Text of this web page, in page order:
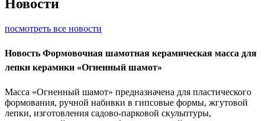
Новости
посмотреть все новости
Новость Формовочная шамотная керамическая масса для
лепки керамики «Огненный шамот»
Масса «Огненный шамот» предназначена для пластического
формования, ручной набивки в гипсовые формы, жгутовой
лепки, изготовления садово-парковой скульптуры,